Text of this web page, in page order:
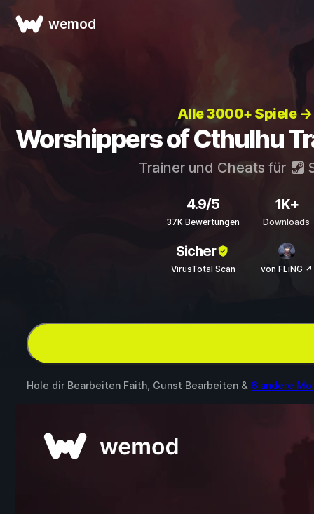
wemod
Alle 3000+ Spiele →
Worshippers of Cthulhu
Trainer und Cheats für
4.9/5
37K Bewertungen
1K+
Downloads
Sicher
VirusTotal Scan von FLiNG ↗
Hole dir Bearbeiten Faith, Gunst Bearbeiten & 6 andere